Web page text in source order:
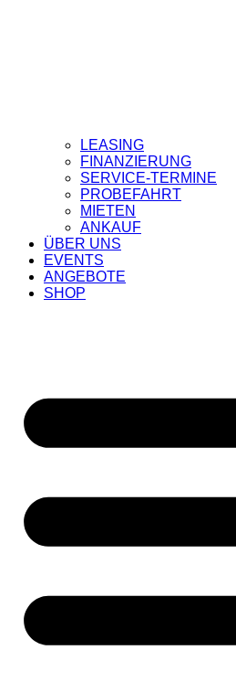
LEASING
FINANZIERUNG
SERVICE-TERMINE
PROBEFAHRT
MIETEN
ANKAUF
ÜBER UNS
EVENTS
ANGEBOTE
SHOP